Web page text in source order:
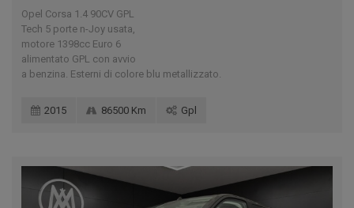
Opel Corsa 1.4 90CV GPL
Tech 5 porte n-Joy usata,
motore 1398cc Euro 6
alimentato GPL con avvio
a benzina. Esterni di colore blu metallizzato.
2015 86500 Km Gpl